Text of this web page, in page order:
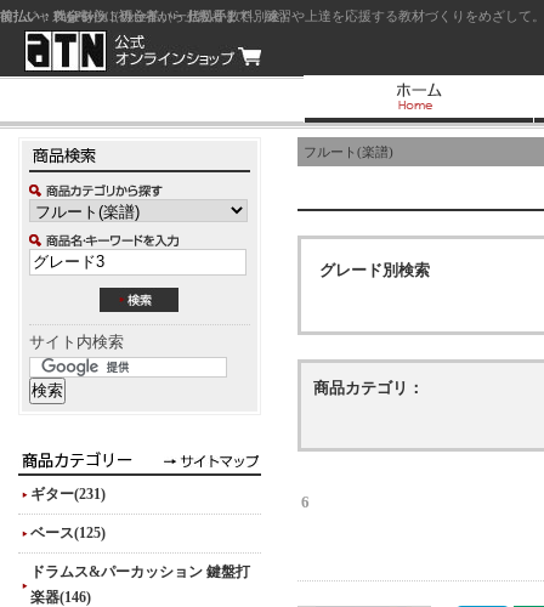
ジャズを中心に初心者から上級者まで、練習や上達を応援する教材づくりをめざし
サイト内検索
ギター(231)
ベース(125)
ドラムス&パーカッション 鍵盤打
楽器(146)
フルート(楽譜)
グレード別検索
商品カテゴリ：
6
前払い：クレジットカード（一括払い）
後払い：代金引換（現金払い・代引手数料別途）
前払い：PayPay